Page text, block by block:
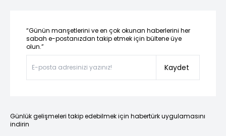
“Günün manşetlerini ve en çok okunan haberlerini her
sabah e-postanızdan takip etmek için bültene üye
olun.”
Kaydet
Günlük gelişmeleri takip edebilmek için habertürk uygulamasını
indirin